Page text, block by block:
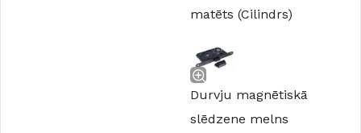
matēts (Cilindrs)
Durvju magnētiskā
slēdzene melns